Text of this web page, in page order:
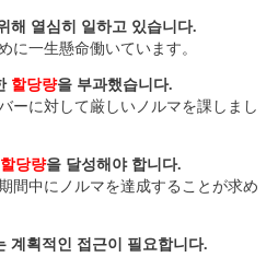
해 열심히 일하고 있습니다.
に一生懸命働いています。
할당량을 부과했습니다.
ーに対して厳しいノルマを課しまし
할당량을 달성해야 합니다.
間中にノルマを達成することが求め
계획적인 접근이 필요합니다.